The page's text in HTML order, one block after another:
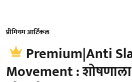
प्रीमियम आर्टिकल
Premium|Anti
Movement :